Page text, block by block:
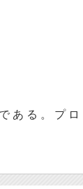
あ る 。 プ